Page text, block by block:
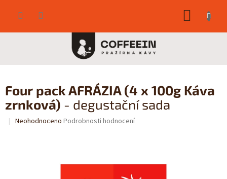
Four pack AFRÁZIA (4 x 100g Káva
zrnková) - degustační sada
Průměrné
Neohodnoceno Podrobnosti hodnocení